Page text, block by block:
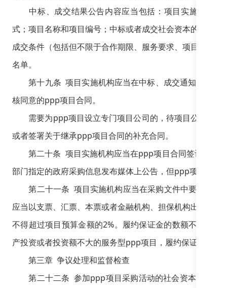
中标、成交结果公告内容应当包括：项目实施机构和
式；项目名称和项目编号；中标或者成交社会资本的名称
成交条件（包括但不限于合作期限、服务要求、项目概算
名单。
第十九条 项目实施机构应当在中标、成交通知书发出
核同意的ppp项目合同。
需要为ppp项目设立专门项目公司的，待项目公司成立
或者签署关于继承ppp项目合同的补充合同。
第二十条 项目实施机构应当在ppp项目合同签订之日
部门指定的政府采购信息发布媒体上公告，但ppp项目合
第二十一条 项目实施机构应当在采购文件中要求社会
应当以支票、汇票、本票或者金融机构、担保机构出具的
不得超过项目预算金额的2%。履约保证金的数额不得超
产投资或者投资额不大的服务型ppp项目，履约保证金的
第三章 争议处理和监督检查
第二十二条 参加ppp项目采购活动的社会资本对采购